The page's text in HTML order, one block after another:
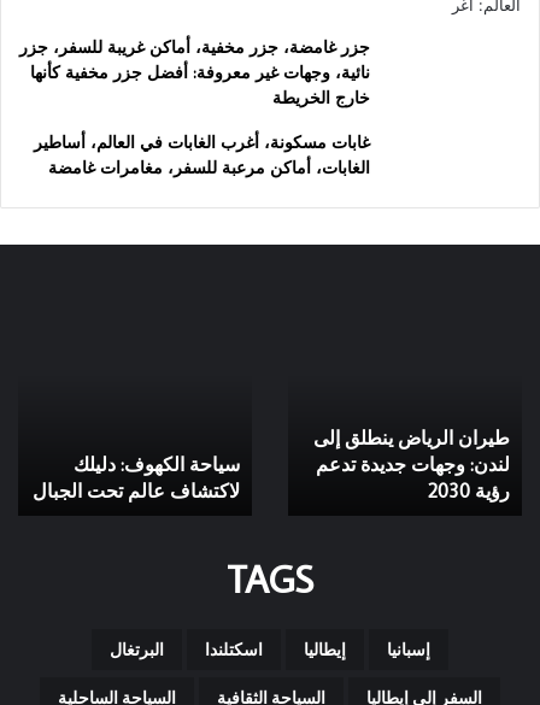
جزر غامضة، جزر مخفية، أماكن غريبة للسفر، جزر
نائية، وجهات غير معروفة: أفضل جزر مخفية كأنها
خارج الخريطة
غابات مسكونة، أغرب الغابات في العالم، أساطير
الغابات، أماكن مرعبة للسفر، مغامرات غامضة
وجهات
جديدة
تدعم
رؤية
طيران الرياض ينطلق إلى
لندن: وجهات جديدة تدعم
رؤية 2030
الجبال
سياحة الكهوف: دليلك
لاكتشاف عالم تحت الجبال
TAGS
إسبانيا إيطاليا اسكتلندا البرتغال
السفر إلى إيطاليا السياحة الثقافية السياحة الساحلية